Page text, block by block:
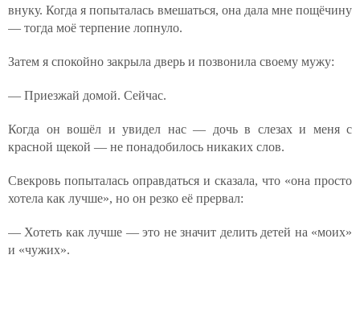
внуку. Когда я попыталась вмешаться, она дала мне пощёчину
— тогда моё терпение лопнуло.
Затем я спокойно закрыла дверь и позвонила своему мужу:
— Приезжай домой. Сейчас.
Когда он вошёл и увидел нас — дочь в слезах и меня с
красной щекой — не понадобилось никаких слов.
Свекровь попыталась оправдаться и сказала, что «она просто
хотела как лучше», но он резко её прервал:
— Хотеть как лучше — это не значит делить детей на «моих»
и «чужих».